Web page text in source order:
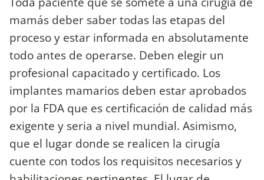
mamás deber saber todas las etapas del
proceso y estar informada en absolutamente
todo antes de operarse. Deben elegir un
profesional capacitado y certificado. Los
implantes mamarios deben estar aprobados
por la FDA que es certificación de calidad más
exigente y seria a nivel mundial. Asimismo,
que el lugar donde se realicen la cirugía
cuente con todos los requisitos necesarios y